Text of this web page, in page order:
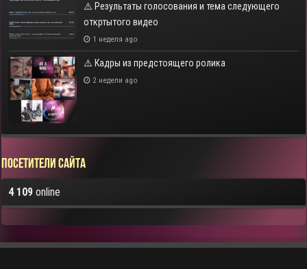
⚠️ Результаты голосования и тема следующего
откртытого видео
1 неделя ago
⚠️ Кадры из предстоящего ролика
2 недели ago
Посетители сайта
4 109 online